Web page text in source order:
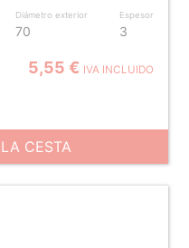
Diámetro exterior
70
Espesor
3
5,55 € IVA INCLUIDO
CESTA